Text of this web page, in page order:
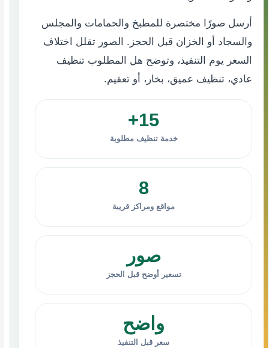
أرسل صورًا مختصرة للمطبخ والحمامات والمجلس
والسجاد أو الخزان قبل الحجز. الصور تقلل اختلاف
السعر يوم التنفيذ، وتوضح هل المطلوب تنظيف
عادي، تنظيف عميق، بخار، أو تعقيم.
15+
خدمة تنظيف مطلوبة
8
مواقع ومراكز قريبة
صور
تسعير أوضح قبل الحجز
واضح
سعر قبل التنفيذ